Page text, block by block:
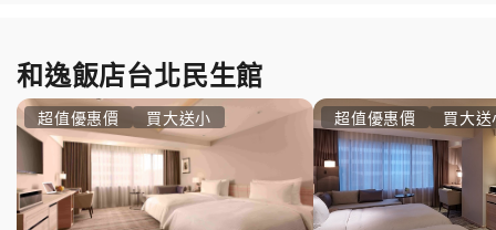
和逸飯店台北民生館
超值優惠價 買大送小 超值優惠價 買大